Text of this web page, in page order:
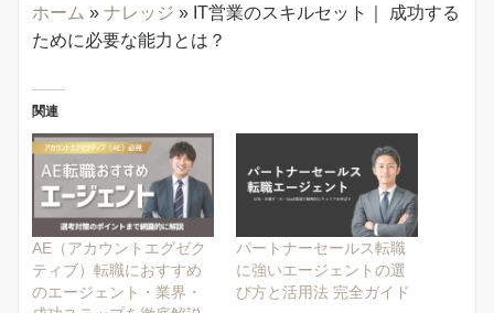
ホーム » ナレッジ » IT営業のスキルセット｜ 成功する
ために必要な能力とは？
関連
AE（アカウントエグゼク
ティブ）転職におすすめ
のエージェント・業界・
パートナーセールス転職
に強いエージェントの選
び方と活用法 完全ガイド